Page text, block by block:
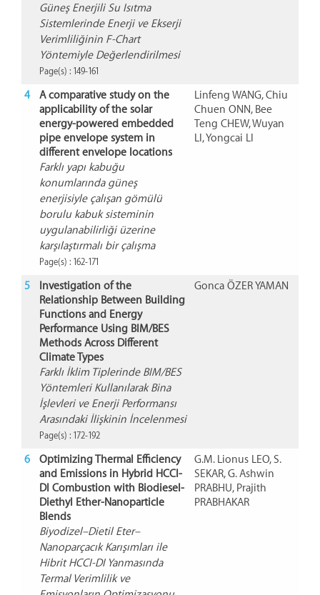
Güneş Enerjili Su Isıtma
Sistemlerinde Enerji ve Ekserji
Verimliliğinin F-Chart
Yöntemiyle Değerlendirilmesi
Page(s) : 149-161
4
A comparative study on the
applicability of the solar
energy-powered embedded
pipe envelope system in
different envelope locations
Farklı yapı kabuğu
konumlarında güneş
enerjisiyle çalışan gömülü
borulu kabuk sisteminin
uygulanabilirliği üzerine
karşılaştırmalı bir çalışma
Page(s) : 162-171
Linfeng WANG, Chiu
Chuen ONN, Bee
Teng CHEW, Wuyan
LI, Yongcai LI
5
Investigation of the
Relationship Between Building
Functions and Energy
Performance Using BIM/BES
Methods Across Different
Climate Types
Farklı İklim Tiplerinde BIM/BES
Yöntemleri Kullanılarak Bina
İşlevleri ve Enerji Performansı
Arasındaki İlişkinin İncelenmesi
Page(s) : 172-192
Gonca ÖZER YAMAN
6
Optimizing Thermal Efficiency
and Emissions in Hybrid HCCI-
DI Combustion with Biodiesel-
Diethyl Ether-Nanoparticle
Blends
Biyodizel–Dietil Eter–
Nanoparçacık Karışımları ile
Hibrit HCCI-DI Yanmasında
Termal Verimlilik ve
G.M. Lionus LEO, S.
SEKAR, G. Ashwin
PRABHU, Prajith
PRABHAKAR